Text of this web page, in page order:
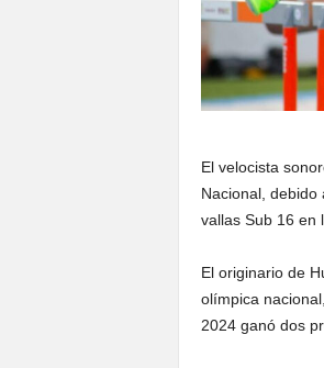
El velocista
Nacional,
vallas Sub 16 en
El originario de
olímpica
2024 ganó dos